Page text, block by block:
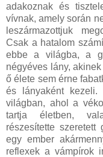
adakoznak és
vívnak, amely során
leszármazottjuk
Csak a hatalom
ebbe a világba, a
négyéves lány,
ő élete sem érne
és lányaként kezeli.
világban, ahol a
tartja életben,
részesítette
egy ember
reflexek a vámpírok